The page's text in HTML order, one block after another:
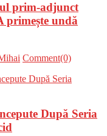
prim-adjunct
primește undă
Comment(0)
După Seria